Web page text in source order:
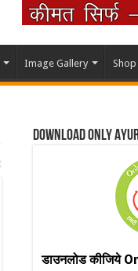
Image Gallery Shop
Download Only
डाउनलोड कीजिये